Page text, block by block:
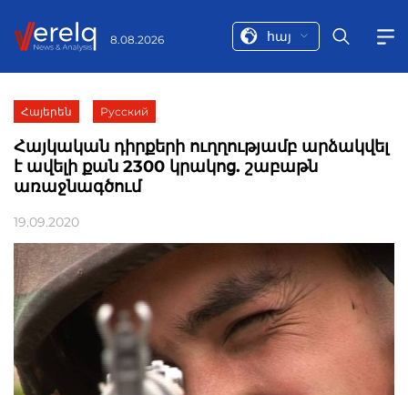
8.08.2026 հայ
Հայերեն Русский
Հայկական դիրքերի ուղղությամբ արձակվել
է ավելի քան 2300 կրակոց. շաբաթն
առաջնագծում
19.09.2020